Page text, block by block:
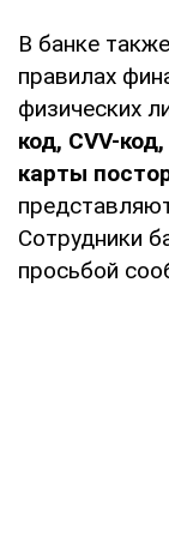
В банке
правилах
физических
код, CVV-
карты
Сотрудники
просьбой